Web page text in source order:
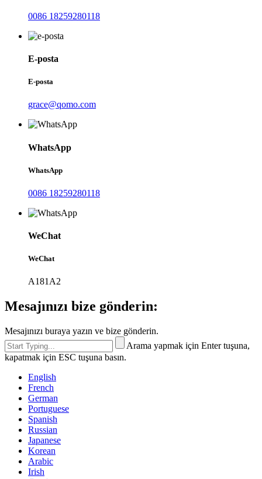
0086 18259280118
E-posta
E-posta
grace@qomo.com
WhatsApp
WhatsApp
0086 18259280118
WeChat
WeChat
A181A2
Mesajınızı bize gönderin:
Mesajınızı buraya yazın ve bize gönderin.
Arama yapmak için Enter tuşuna,
kapatmak için ESC tuşuna basın.
English
French
German
Portuguese
Spanish
Russian
Japanese
Korean
Arabic
Irish